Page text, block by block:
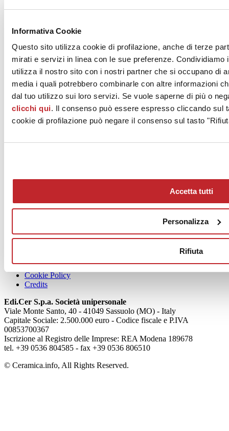
Informativa Cookie
Questo sito utilizza cookie di profilazione, anche di terze
mirati e servizi in linea con le sue preferenze.
utilizza il nostro sito con i nostri partner che si occupano di
media i quali potrebbero combinarle con altre informazioni
dal tuo utilizzo sui loro servizi. Se vuole saperne di più o
clicchi qui. Il consenso può essere espresso cliccando sul
cookie di profilazione può negare il consenso sul tasto
Accetta tutti
Personalizza
Rifiuta
view >
1
2
3
59
News
aziende
Privacy
Cookie Policy
Credits
Edi.Cer S.p.a. Società unipersonale
Viale Monte Santo, 40 - 41049 Sassuolo (MO) - Italy
Capitale Sociale: 2.500.000 euro - Codice fiscale e P.IVA
00853700367
Iscrizione al Registro delle Imprese: REA Modena 189678
tel. +39 0536 804585 - fax +39 0536 806510
© Ceramica.info, All Rights Reserved.